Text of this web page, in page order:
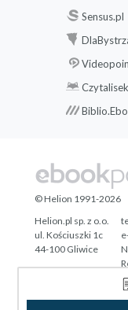
Sensus.pl
© Helion 1991-2026
Helion.pl sp. z o.o.
ul. Kościuszki 1c
44-100 Gliwice